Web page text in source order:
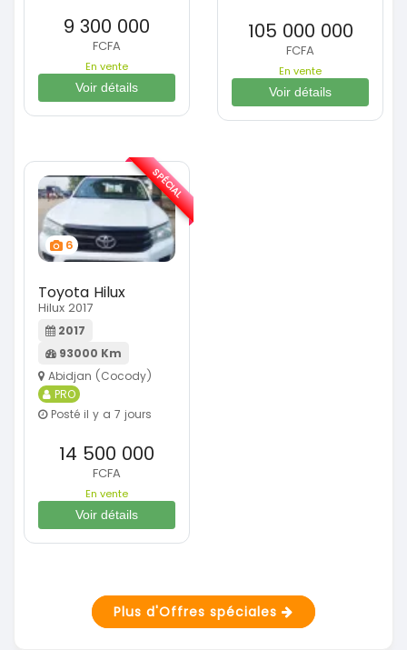
9 300 000
FCFA
En vente
Voir détails
105 000 000
FCFA
En vente
Voir détails
6
Toyota Hilux
Hilux 2017
2017
93000 Km
Abidjan (Cocody)
PRO
Posté il y a 7 jours
14 500 000
FCFA
En vente
Voir détails
SPÉCIAL
Plus d'Offres spéciales